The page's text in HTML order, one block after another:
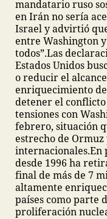
mandatario ruso
en Irán no sería
Israel y advirtió
entre Washington
todos”.Las
Estados Unidos
o reducir el
enriquecimiento
detener el
tensiones con
febrero, situación
estrecho de
internacionales.En
desde 1996 ha
final de más de 7
altamente
países como parte
proliferación